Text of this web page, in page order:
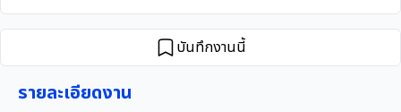
บันทึกงานนี้
รายละเอียดงาน